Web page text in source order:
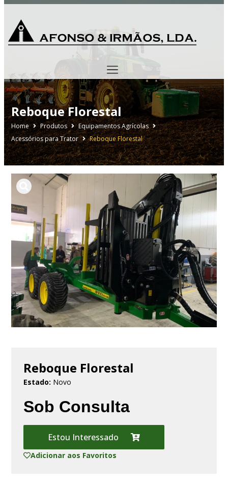
Reboque Florestal
Home Produtos
Equipamentos Agrícolas
Acessórios para Trator
Reboque Florestal
Reboque Florestal
Estado: Novo
Sob Consulta
Estou Interessado
Adicionar aos Favoritos